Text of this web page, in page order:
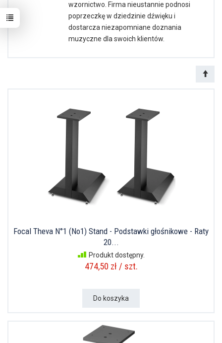
wzornictwo. Firma nieustannie podnosi
poprzeczkę w dziedzinie dźwięku i
dostarcza niezapomniane doznania
muzyczne dla swoich klientów.
Focal Theva N°1 (No1) Stand - Podstawki głośnikowe - Raty
20...
Produkt dostępny.
474,50 zł / szt.
Do koszyka